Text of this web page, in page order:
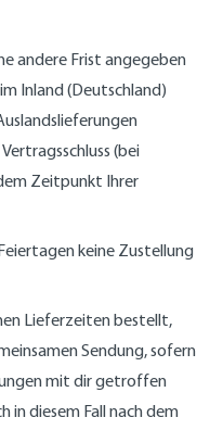
andere Frist angegeben
Inland (Deutschland)
(bei
Zeitpunkt Ihrer
keine Zustellung
Lieferzeiten bestellt,
Sendung, sofern
mit dir getroffen
in diesem Fall nach dem